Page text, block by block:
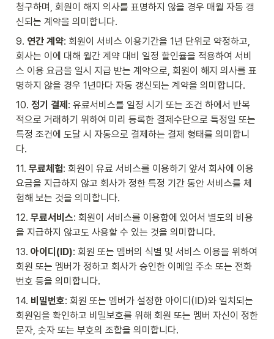
청구하며, 회원이 해지 의사를 표명하지 않을 경우 매월 자동 갱
신되는 계약을 의미합니다.
9. 연간 계약: 회원이 서비스 이용기간을 1년 단위로 약정하고,
회사는 이에 대해 월간 계약 대비 일정 할인율을 적용하여 서비
스 이용 요금을 일시 지급 받는 계약으로, 회원이 해지 의사를 표
명하지 않을 경우 1년마다 자동 갱신되는 계약을 의미합니다.
10. 정기 결제 : 유료서비스를 일정 시기 또는 조건 하에서 반복
적으로 거래하기 위하여 미리 등록한 결제수단으로 특정일 또는
특정 조건에 도달 시 자동으로 결제하는 결제 형태를 의미합니
다.
11. 무료체험: 회원이 유료 서비스를 이용하기 앞서 회사에 이용
요금을 지급하지 않고 회사가 정한 특정 기간 동안 서비스를 체
험해 보는 것을 의미합니다.
12. 무료서비스: 회원이 서비스를 이용함에 있어서 별도의 비용
을 지급하지 않고도 사용할 수 있는 것을 의미합니다.
13. 아이디(ID): 회원 또는 멤버의 식별 및 서비스 이용을 위하여
회원 또는 멤버가 정하고 회사가 승인한 이메일 주소 또는 전화
번호 등을 의미합니다.
14. 비밀번호: 회원 또는 멤버가 설정한 아이디(ID)와 일치되는
회원임을 확인하고 비밀보호를 위해 회원 또는 멤버 자신이 정한
문자, 숫자 또는 부호의 조합을 의미합니다.